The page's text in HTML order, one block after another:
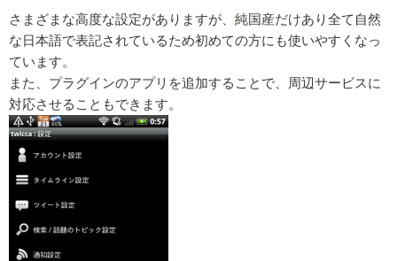
さまざまな高度な設定がありますが、純国産だけあり全て自然
な日本語で表記されているため初めての方にも使いやすくなっ
ています。
また、プラグインのアプリを追加することで、周辺サービスに
対応させることもできます。